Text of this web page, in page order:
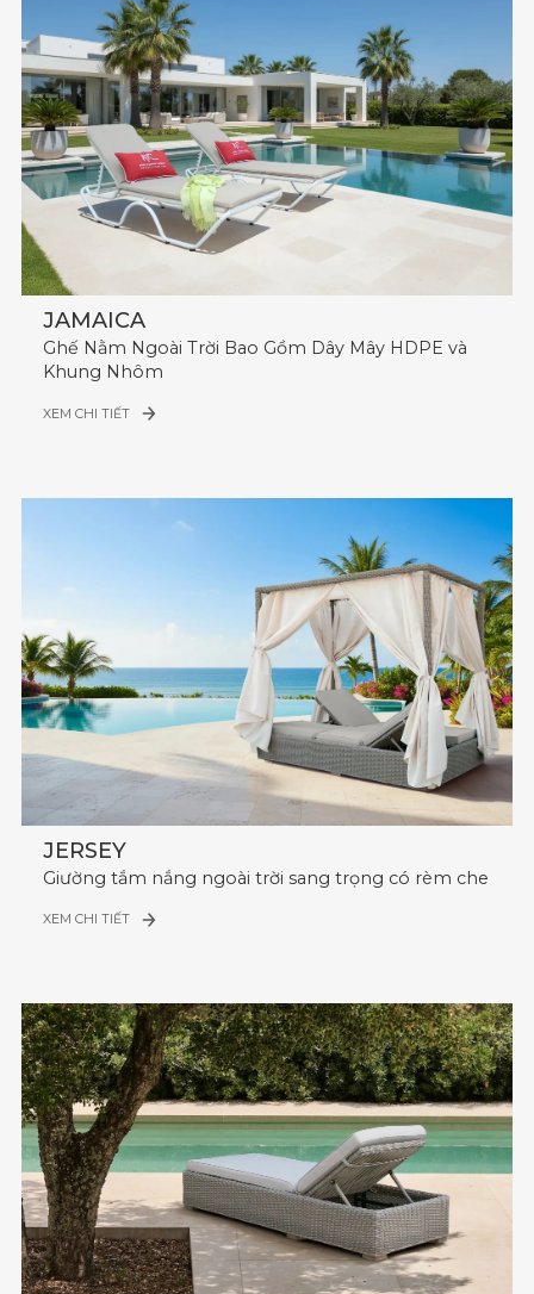
JAMAICA
Ghế Nằm Ngoài Trời Bao Gồm Dây Mây HDPE và
Khung Nhôm
XEM CHI TIẾT
JERSEY
Giường tắm nắng ngoài trời sang trọng có rèm che
XEM CHI TIẾT